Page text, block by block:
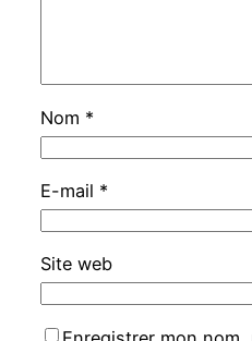
Nom *
E-mail *
Site web